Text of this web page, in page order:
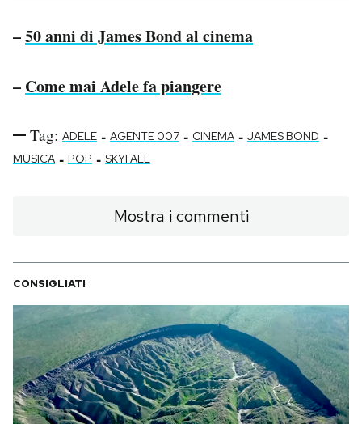
–50 anni di James Bond al cinema
– Come mai Adele fa piangere
Tag: ADELE - AGENTE 007 - CINEMA - JAMES BOND -
MUSICA - POP - SKYFALL
Mostra i commenti
CONSIGLIATI